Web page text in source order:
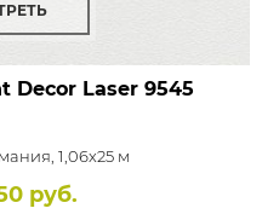
Decor Laser9545
1,06x25 м
руб.